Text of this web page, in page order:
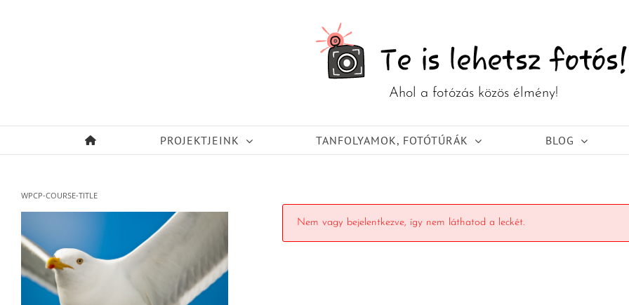
PROJEKTJEINK TANFOLYAMOK, FOTÓTÚRÁK BLOG
Nem vagy bejelentkezve, így nem láthatod a leckét.
WPCP-COURSE-TITLE